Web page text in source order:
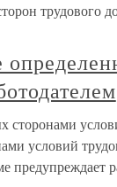
трудового
условий
предупреждает